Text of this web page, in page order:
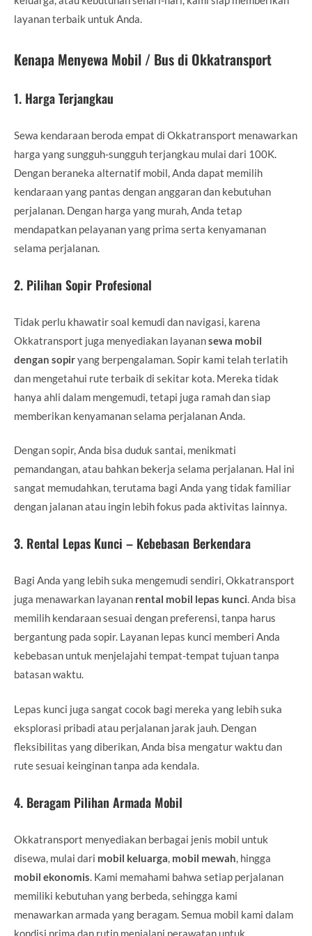
layanan terbaik untuk Anda.
Kenapa Menyewa Mobil / Bus di Okkatransport
1. Harga Terjangkau
Sewa kendaraan beroda empat di Okkatransport menawarkan
harga yang sungguh-sungguh terjangkau mulai dari 100K.
Dengan beraneka alternatif mobil, Anda dapat memilih
kendaraan yang pantas dengan anggaran dan kebutuhan
perjalanan. Dengan harga yang murah, Anda tetap
mendapatkan pelayanan yang prima serta kenyamanan
selama perjalanan.
2. Pilihan Sopir Profesional
Tidak perlu khawatir soal kemudi dan navigasi, karena
Okkatransport juga menyediakan layanansewa mobil
dengan sopiryang berpengalaman. Sopir kami telah terlatih
dan mengetahui rute terbaik di sekitar kota. Mereka tidak
hanya ahli dalam mengemudi, tetapi juga ramah dan siap
memberikan kenyamanan selama perjalanan Anda.
Dengan sopir, Anda bisa duduk santai, menikmati
pemandangan, atau bahkan bekerja selama perjalanan. Hal ini
sangat memudahkan, terutama bagi Anda yang tidak familiar
dengan jalanan atau ingin lebih fokus pada aktivitas lainnya.
3. Rental Lepas Kunci – Kebebasan Berkendara
Bagi Anda yang lebih suka mengemudi sendiri, Okkatransport
juga menawarkan layanan rental mobil lepas kunci. Anda bisa
memilih kendaraan sesuai dengan preferensi, tanpa harus
bergantung pada sopir. Layanan lepas kunci memberi Anda
kebebasan untuk menjelajahi tempat-tempat tujuan tanpa
batasan waktu.
Lepas kunci juga sangat cocok bagi mereka yang lebih suka
eksplorasi pribadi atau perjalanan jarak jauh. Dengan
fleksibilitas yang diberikan, Anda bisa mengatur waktu dan
rute sesuai keinginan tanpa ada kendala.
4. Beragam Pilihan Armada Mobil
Okkatransport menyediakan berbagai jenis mobil untuk
disewa, mulai dari mobil keluarga mobil mewah , hingga
mobil ekonomis . Kami memahami bahwa setiap perjalanan
memiliki kebutuhan yang berbeda, sehingga kami
menawarkan armada yang beragam. Semua mobil kami dalam
kondisi prima dan rutin menjalani perawatan untuk